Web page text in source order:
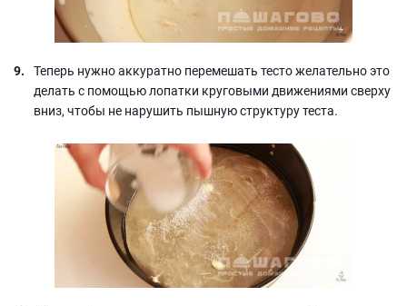
Теперь нужно аккуратно перемешать тесто желательно это
делать с помощью лопатки круговыми движениями сверху
вниз, чтобы не нарушить пышную структуру теста.